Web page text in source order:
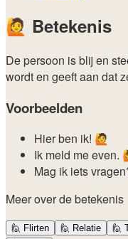
🙋 Betekenis
De persoon is blij en
wordt en geeft aan dat
Voorbeelden
Hier ben ik! 🙋
Ik meld me even.
Mag ik iets
Meer over de betekenis
🙋 Flirten 🙋 Relatie 🙋